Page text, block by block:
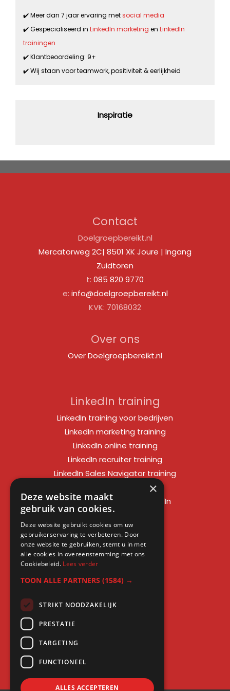
✔️ Meer dan 7 jaar ervaring metsocial media
✔️ Gespecialiseerd in LinkedIn marketing en LinkedIn
trainingen
✔️ Klantbeoordeling: 9+
✔️ Wij staan voor teamwork, positiviteit & eerlijkheid
Inspiratie
Contact
Doelgroepbereikt.nl
Mercatorweg 2C| 8501 XK Joure | Ingang
Zuidtoren
t: 085 820 9770
e: info@doelgroepbereikt.nl
KVK: 70168032
Over ons
Over Doelgroepbereikt.nl
LinkedIn training
LinkedIn training voor bedrijven
LinkedIn marketing training
LinkedIn online training
LinkedIn recruiter training
LinkedIn Sales Navigator training
LinkedIn sales training
Social media training LinkedIn
LinkedIn expert training
LinkedIn workshop
LinkedIn cursus
Cursus LinkedIn zakelijk
LinkedIn profielcheck
×
Deze website maakt
gebruik van cookies.
Deze website gebruikt cookies om uw
gebruikerservaring te verbeteren. Door
onze website te gebruiken, stemt u in met
alle cookies in overeenstemming met ons
Cookiebeleid. Lees verder
TOON ALLE PARTNERS (1584) →
STRIKT NOODZAKELIJK
PRESTATIE
TARGETING
FUNCTIONEEL
ALLES ACCEPTEREN